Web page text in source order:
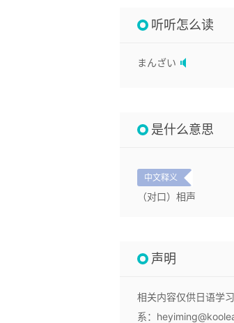
听听怎么读
まんざい
是什么意思
中文释义
（对口）相声
声明
相关内容仅供日语学
系：